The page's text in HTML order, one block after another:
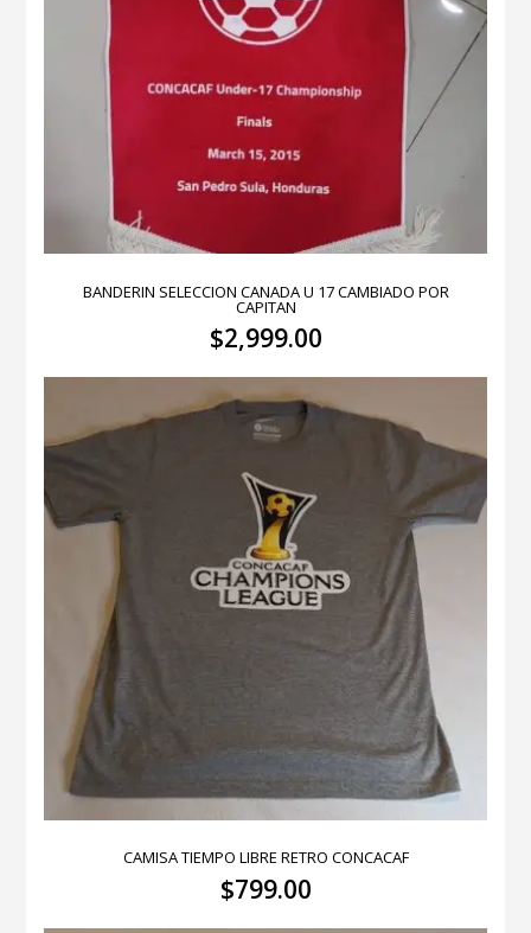
BANDERIN SELECCION CANADA U 17 CAMBIADO POR
CAPITAN
$2,999.00
CAMISA TIEMPO LIBRE RETRO CONCACAF
$799.00